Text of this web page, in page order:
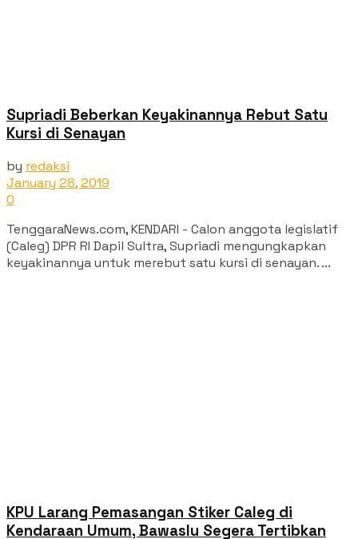
Supriadi Beberkan Keyakinannya Rebut Satu
Kursi di Senayan
by redaksi
January 28, 2019
0
TenggaraNews.com, KENDARI - Calon anggota legislatif
(Caleg) DPR RI Dapil Sultra, Supriadi mengungkapkan
keyakinannya untuk merebut satu kursi di senayan. ...
KPU Larang Pemasangan Stiker Caleg di
Kendaraan Umum, Bawaslu Segera Tertibkan